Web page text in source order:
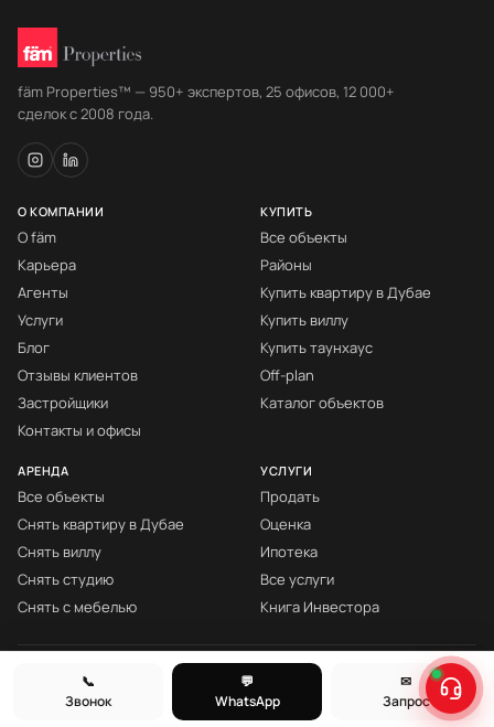
📞
Звонок
💬
WhatsApp
✉
Запрос
fäm Properties™ — 950+ экспертов, 25 офисов, 12 000+
сделок с 2008 года.
О КОМПАНИИ
О fäm
Карьера
Агенты
Услуги
Блог
Отзывы клиентов
Застройщики
Контакты и офисы
КУПИТЬ
Все объекты
Районы
Купить квартиру в Дубае
Купить виллу
Купить таунхаус
Off-plan
Каталог объектов
АРЕНДА
Все объекты
Снять квартиру в Дубае
Снять виллу
Снять студию
Снять с мебелью
УСЛУГИ
Продать
Оценка
Ипотека
Все услуги
Книга Инвестора
© fäm Properties™ · ORN 1858 · С 2008